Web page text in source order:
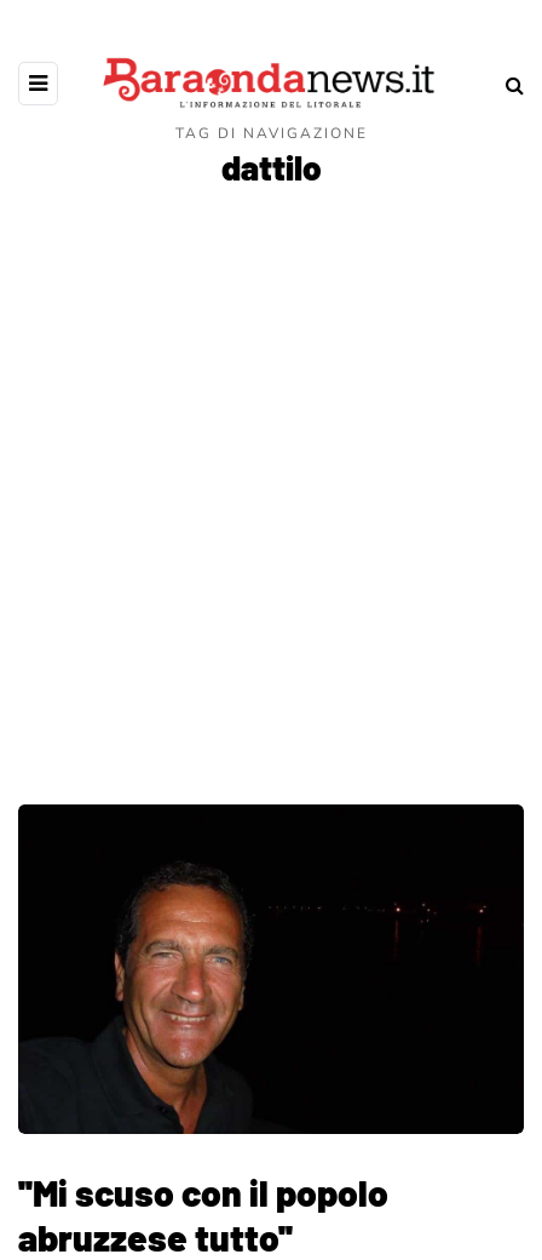
TAG DI NAVIGAZIONE
dattilo
''Mi scuso con il popolo
abruzzese tutto''